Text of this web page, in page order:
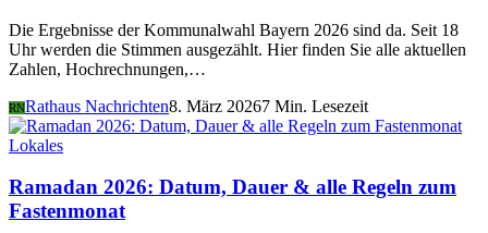
Die Ergebnisse der Kommunalwahl Bayern 2026 sind da. Seit 18
Uhr werden die Stimmen ausgezählt. Hier finden Sie alle aktuellen
Zahlen, Hochrechnungen,…
RNRathaus Nachrichten8. März 20267 Min. Lesezeit
Lokales
Ramadan 2026: Datum, Dauer & alle Regeln zum
Fastenmonat